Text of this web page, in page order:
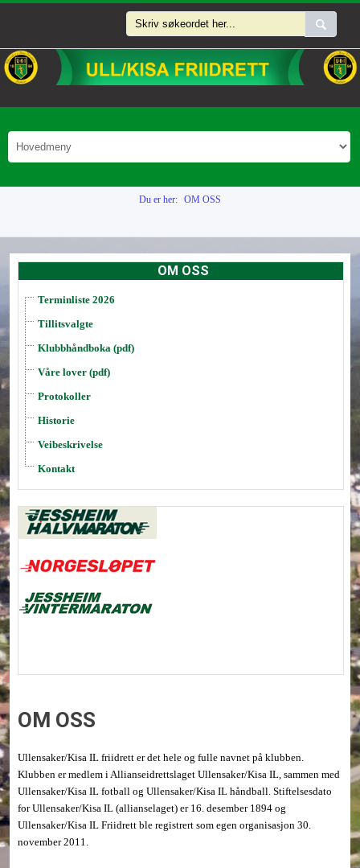
Du er her: OM OSS
OM OSS
Terminliste 2026
Tillitsvalgte
Klubbhåndboka (pdf)
Våre lover (pdf)
Protokoller
Historie
Veibeskrivelse
Kontakt
OM OSS
Ullensaker/Kisa IL friidrett er det hele og fulle navnet på klubben.
Klubben er medlem i Allianseidrettslaget Ullensaker/Kisa IL, sammen med
Ullensaker/Kisa IL fotball og Ullensaker/Kisa IL håndball. Stiftelsesdato
for Ullensaker/Kisa IL (allianselaget) er 16. desember 1894 og
Ullensaker/Kisa IL Friidrett ble registrert som egen organisasjon 30.
november 2011.